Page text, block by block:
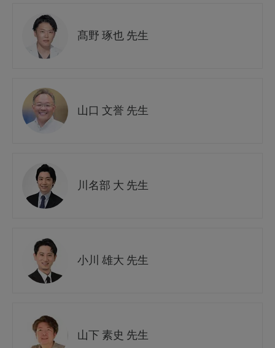
髙野 琢也 先生
山口 文誉 先生
川名部 大 先生
小川 雄大 先生
山下 素史 先生